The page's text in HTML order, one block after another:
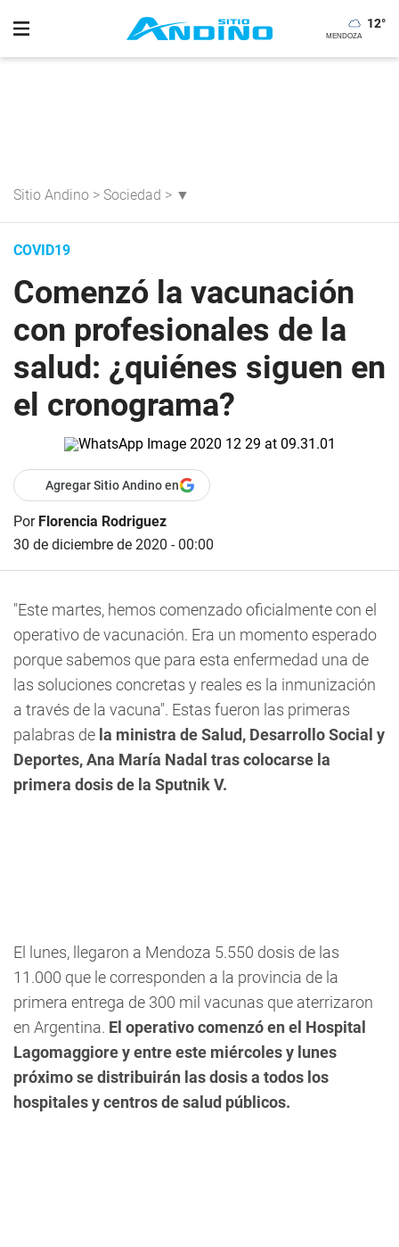
12°
Sitio Andino > Sociedad > ▼
COVID19
Comenzó la vacunación
con profesionales de la
salud: ¿quiénes siguen en
el cronograma?
Agregar Sitio Andino en
Por Florencia Rodriguez
30 de diciembre de 2020 - 00:00
"Este martes, hemos comenzado oficialmente con el
operativo de vacunación. Era un momento esperado
porque sabemos que para esta enfermedad una de
las soluciones concretas y reales es la inmunización
a través de la vacuna". Estas fueron las primeras
palabras de la ministra de Salud, Desarrollo Social y
Deportes, Ana María Nadal tras colocarse la
primera dosis de la Sputnik V.
El lunes, llegaron a Mendoza 5.550 dosis de las
11.000 que le corresponden a la provincia de la
primera entrega de 300 mil vacunas que aterrizaron
en Argentina. El operativo comenzó en el Hospital
Lagomaggiore y entre este miércoles y lunes
próximo se distribuirán las dosis a todos los
hospitales y centros de salud públicos.